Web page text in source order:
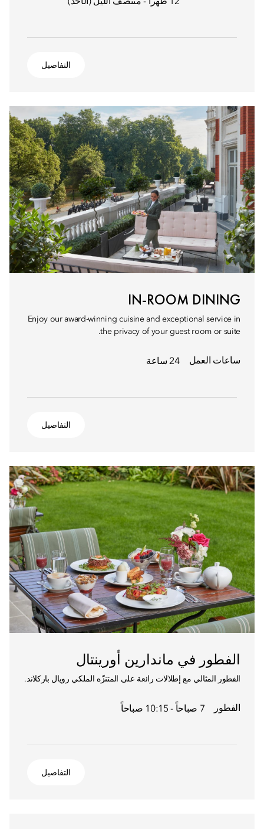
التفاصيل
IN-ROOM DINING
Enjoy our award-winning cuisine and exceptional service in
the privacy of your guest room or suite.
ساعات العمل 24 ساعة
التفاصيل
الفطور في ماندارين أورينتال
الفطور المثالي مع إطلالات رائعة على المتنزّه الملكي رويال باركلاند.
الفطور 7 صباحاً - 10:15 صباحاً
التفاصيل